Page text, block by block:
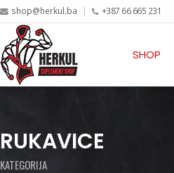
shop@herkul.ba +387 66 665 231
SHOP
RUKAVICE
KATEGORIJA